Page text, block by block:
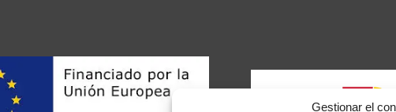
Gestionar el